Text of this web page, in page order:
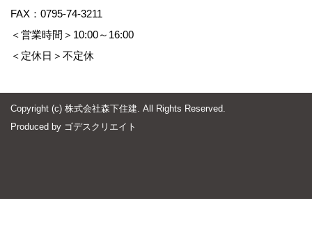
FAX：0795-74-3211
＜営業時間＞10:00～16:00
＜定休日＞不定休
Copyright (c) 株式会社森下住建. All Rights Reserved.
Produced by ゴデスクリエイト